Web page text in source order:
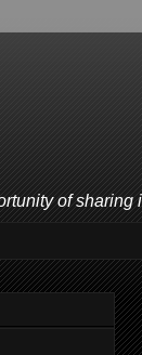
of sharing